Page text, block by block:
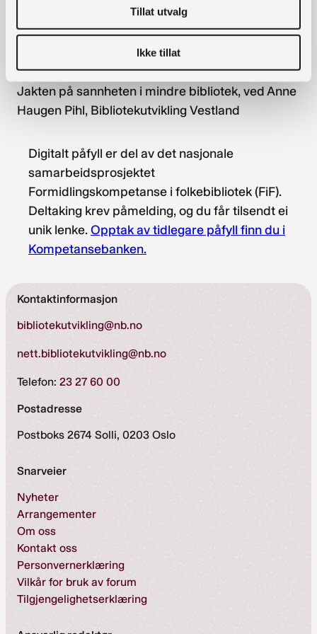
Tillat utvalg
Ikke tillat
KI, Kildebevissthet og kritisk mediebruk – et
grunnkurs for bibliotekansatte, ved Britt
Ellingsdalen, Rogaland fylkesbibliotek
Jakten på sannheten i mindre bibliotek, ved Anne
Haugen Pihl, Bibliotekutvikling Vestland
Digitalt påfyll er del av det nasjonale
samarbeidsprosjektet
Formidlingskompetanse i folkebibliotek (FiF).
Deltaking krev påmelding, og du får tilsendt ei
unik lenke.Opptak av tidlegare påfyll finn du i
Kompetansebanken.
Kontaktinformasjon
bibliotekutvikling@nb.no
nett.bibliotekutvikling@nb.no
Telefon: 23 27 60 00
Postadresse
Postboks 2674 Solli, 0203 Oslo
Snarveier
Nyheter
Arrangementer
Om oss
Kontakt oss
Personvernerklæring
Vilkår for bruk av forum
Tilgjengelighetserklæring